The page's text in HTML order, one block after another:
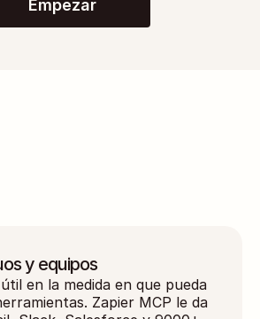
Empezar
y equipos
en la medida en que pueda
Zapier MCP le da